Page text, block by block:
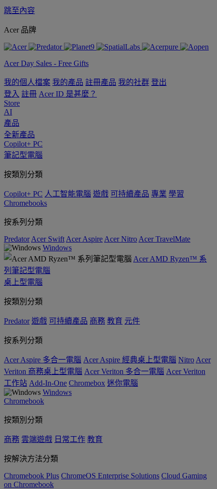
跳至內容
Acer 品牌
Acer Day Sales - Free Gifts
我的個人檔案 我的產品 註冊產品 我的社群 登出
登入 註冊 Acer ID 是甚麼？
Store
AI
產品
全新產品
Copilot+ PC
筆記型電腦
按類別分類
Copilot+ PC 人工智能電腦 遊戲 可持續產品 專業 學習
Chromebooks
按系列分類
Predator Acer Swift Acer Aspire Acer Nitro Acer TravelMate
Windows
Acer AMD Ryzen™ 系
列筆記型電腦
桌上型電腦
按類別分類
Predator 遊戲 可持續產品 商務 教育 元件
按系列分類
Acer Aspire 多合一電腦 Acer Aspire 經典桌上型電腦 Nitro Acer
Veriton 商務桌上型電腦 Acer Veriton 多合一電腦 Acer Veriton
工作站 Add-In-One Chromebox 迷你電腦
Windows
Chromebook
按類別分類
商務 雲端遊戲 日常工作 教育
按解決方法分類
Chromebook Plus ChromeOS Enterprise Solutions Cloud Gaming
on Chromebook